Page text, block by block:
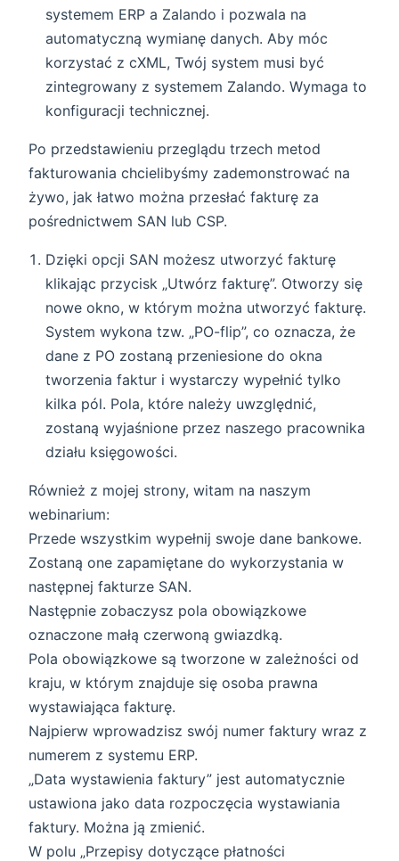
systemem ERP a Zalando i pozwala na
automatyczną wymianę danych. Aby móc
korzystać z cXML, Twój system musi być
zintegrowany z systemem Zalando. Wymaga to
konfiguracji technicznej.
Po przedstawieniu przeglądu trzech metod
fakturowania chcielibyśmy zademonstrować na
żywo, jak łatwo można przesłać fakturę za
pośrednictwem SAN lub CSP.
Dzięki opcji SAN możesz utworzyć fakturę
klikając przycisk „Utwórz fakturę”. Otworzy się
nowe okno, w którym można utworzyć fakturę.
System wykona tzw. „PO-flip”, co oznacza, że
dane z PO zostaną przeniesione do okna
tworzenia faktur i wystarczy wypełnić tylko
kilka pól. Pola, które należy uwzględnić,
zostaną wyjaśnione przez naszego pracownika
działu księgowości.
Również z mojej strony, witam na naszym
webinarium:
Przede wszystkim wypełnij swoje dane bankowe.
Zostaną one zapamiętane do wykorzystania w
następnej fakturze SAN.
Następnie zobaczysz pola obowiązkowe
oznaczone małą czerwoną gwiazdką.
Pola obowiązkowe są tworzone w zależności od
kraju, w którym znajduje się osoba prawna
wystawiająca fakturę.
Najpierw wprowadzisz swój numer faktury wraz z
numerem z systemu ERP.
„Data wystawienia faktury” jest automatycznie
ustawiona jako data rozpoczęcia wystawiania
faktury. Można ją zmienić.
W polu „Przepisy dotyczące płatności